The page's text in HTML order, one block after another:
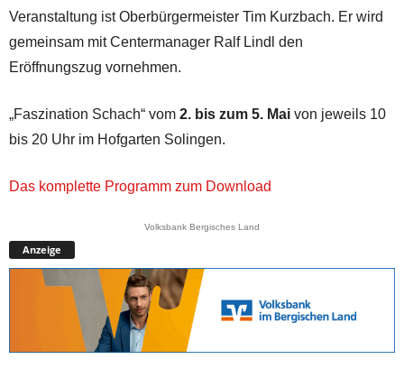
Veranstaltung ist Oberbürgermeister Tim Kurzbach. Er wird
gemeinsam mit Centermanager Ralf Lindl den
Eröffnungszug vornehmen.
„Faszination Schach“ vom 2. bis zum 5. Mai von jeweils 10
bis 20 Uhr im Hofgarten Solingen.
Das komplette Programm zum Download
Volksbank Bergisches Land
Anzeige